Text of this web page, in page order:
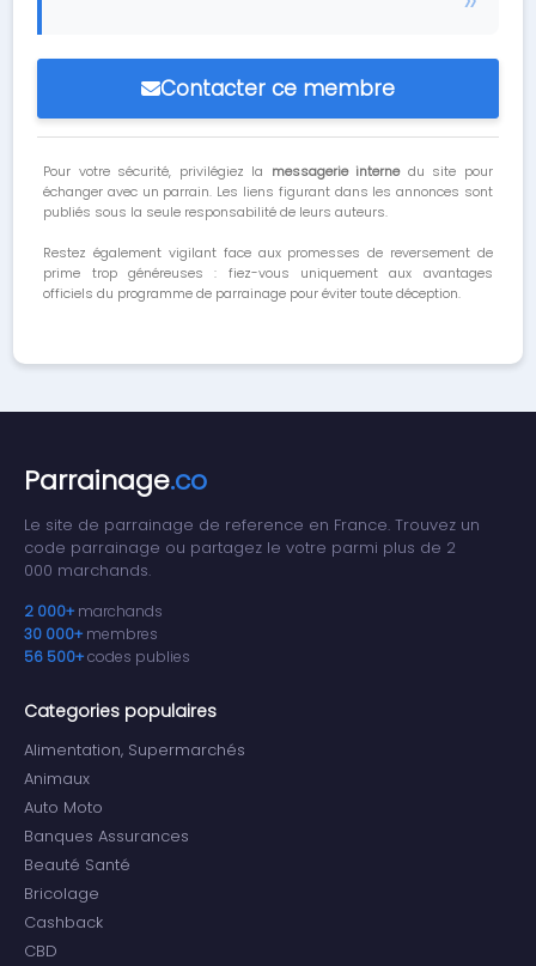
Contacter ce membre
Pour votre sécurité, privilégiez la messagerie internedu site pour
échanger avec un parrain. Les liens figurant dans les annonces sont
publiés sous la seule responsabilité de leurs auteurs.
Restez également vigilant face aux promesses de reversement de
prime trop généreuses : fiez-vous uniquement aux avantages
officiels du programme de parrainage pour éviter toute déception.
Parrainage.co
Le site de parrainage de reference en France. Trouvez un
code parrainage ou partagez le votre parmi plus de 2
000 marchands.
2 000+ marchands
30 000+ membres
56 500+codes publies
Categories populaires
Alimentation, Supermarchés
Animaux
Auto Moto
Banques Assurances
Beauté Santé
Bricolage
Cashback
CBD